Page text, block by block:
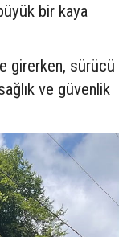
bir kaya
girerken, sürücü
ve güvenlik